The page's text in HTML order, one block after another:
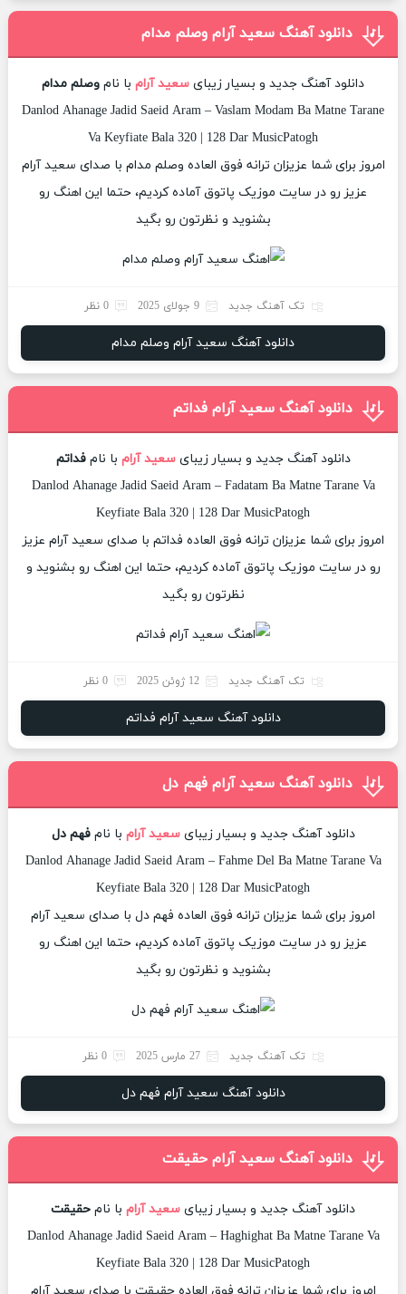
دانلود آهنگ سعید آرام وصلم مدام
دانلود آهنگ جدید و بسیار زیبای سعید آرام با نام وصلم مدام
Danlod Ahanage Jadid Saeid Aram – Vaslam Modam Ba Matne Tarane
Va Keyfiate Bala 320 | 128 Dar MusicPatogh
امروز برای شما عزیزان ترانه فوق العاده وصلم مدام با صدای سعید آرام
عزیز رو در سایت موزیک پاتوق آماده کردیم، حتما این اهنگ رو
بشنوید و نظرتون رو بگید
تک آهنگ جدید 9 جولای 2025 0 نظر
دانلود آهنگ سعید آرام وصلم مدام
دانلود آهنگ سعید آرام فداتم
دانلود آهنگ جدید و بسیار زیبایسعید آرام با نامفداتم
Danlod Ahanage Jadid Saeid Aram – Fadatam Ba Matne Tarane Va
Keyfiate Bala 320 | 128 Dar MusicPatogh
امروز برای شما عزیزان ترانه فوق العاده فداتم با صدای سعید آرام عزیز
رو در سایت موزیک پاتوق آماده کردیم، حتما این اهنگ رو بشنوید و
نظرتون رو بگید
تک آهنگ جدید 12 ژوئن 2025 0 نظر
دانلود آهنگ سعید آرام فداتم
دانلود آهنگ سعید آرام فهم دل
دانلود آهنگ جدید و بسیار زیبایسعید آرام با نامفهم دل
Danlod Ahanage Jadid Saeid Aram – Fahme Del Ba Matne Tarane Va
Keyfiate Bala 320 | 128 Dar MusicPatogh
امروز برای شما عزیزان ترانه فوق العاده فهم دل با صدای سعید آرام
عزیز رو در سایت موزیک پاتوق آماده کردیم، حتما این اهنگ رو
بشنوید و نظرتون رو بگید
تک آهنگ جدید 27 مارس 2025 0 نظر
دانلود آهنگ سعید آرام فهم دل
دانلود آهنگ سعید آرام حقیقت
دانلود آهنگ جدید و بسیار زیبای سعید آرام با نام حقیقت
Danlod Ahanage Jadid Saeid Aram – Haghighat Ba Matne Tarane Va
Keyfiate Bala 320 | 128 Dar MusicPatogh